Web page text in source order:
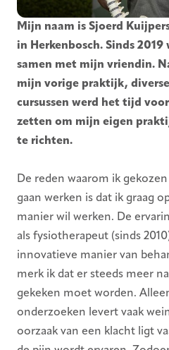
Mijn naam is Sjoerd
in Herkenbosch. Sinds
samen met mijn vriendin.
mijn vorige praktijk,
cursussen werd het tijd
zetten om mijn eigen
te richten.
De reden waarom ik
gaan werken is dat ik graag
manier wil werken. De
als fysiotherapeut (sinds
innovatieve manier van
merk ik dat er steeds meer
gekeken moet worden.
onderzoeken levert vaak
oorzaak van een klacht ligt